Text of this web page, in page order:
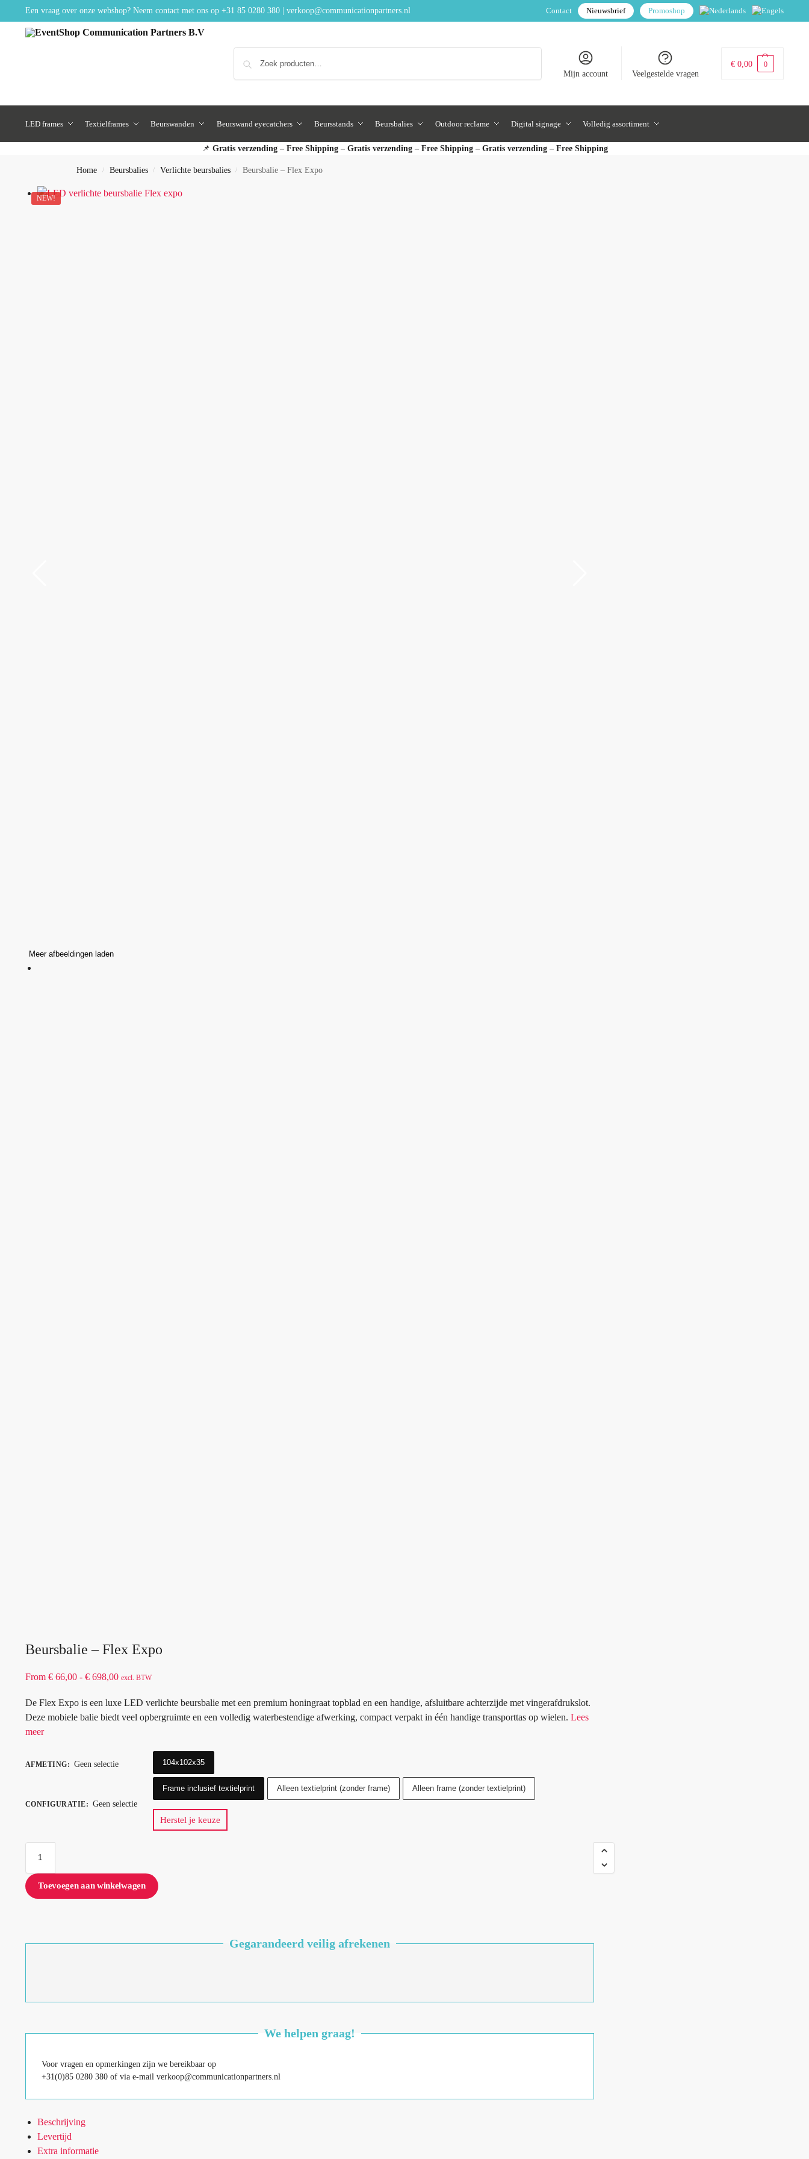
Een vraag over onze webshop? Neem contact met ons op +31 85 0280 380| verkoop@communicationpartners.nl Contact Nieuwsbrief Promoshop
Mijn account Veelgestelde vragen
€ 0,00 0
LED frames Textielframes Beurswanden Beurswand eyecatchers Beursstands Beursbalies Outdoor reclame Digital signage Volledig assortiment
📌 Gratis verzending – Free Shipping – Gratis verzending – Free Shipping – Gratis verzending – Free Shipping
Home / Beursbalies / Verlichte beursbalies / Beursbalie – Flex Expo
NEW!
Meer afbeeldingen laden
Beursbalie – Flex Expo
From €66,00 - €698,00 excl. BTW
De Flex Expo is een luxe LED verlichte beursbalie met een premium honingraat topblad en een handige, afsluitbare achterzijde met vingerafdrukslot.
Deze mobiele balie biedt veel opbergruimte en een volledig waterbestendige afwerking, compact verpakt in één handige transporttas op wielen. Lees
meer
AFMETING: Geen selectie 104x102x35
CONFIGURATIE: Geen selectie
Frame inclusief textielprint Alleen textielprint (zonder frame) Alleen frame (zonder textielprint)
Herstel je keuze
Toevoegen aan winkelwagen
Gegarandeerd veilig afrekenen
We helpen graag!
Voor vragen en opmerkingen zijn we bereikbaar op
+31(0)85 0280 380 of via e-mail verkoop@communicationpartners.nl
Beschrijving
Levertijd
Extra informatie